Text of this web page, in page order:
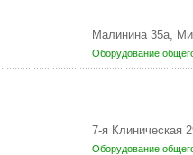
Малинина 35а,
Оборудование
7-я Клиническая
Оборудование